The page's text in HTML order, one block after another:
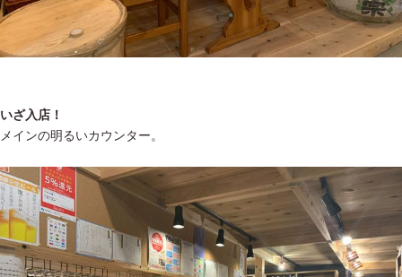
いざ入店！
メインの明るいカウンター。